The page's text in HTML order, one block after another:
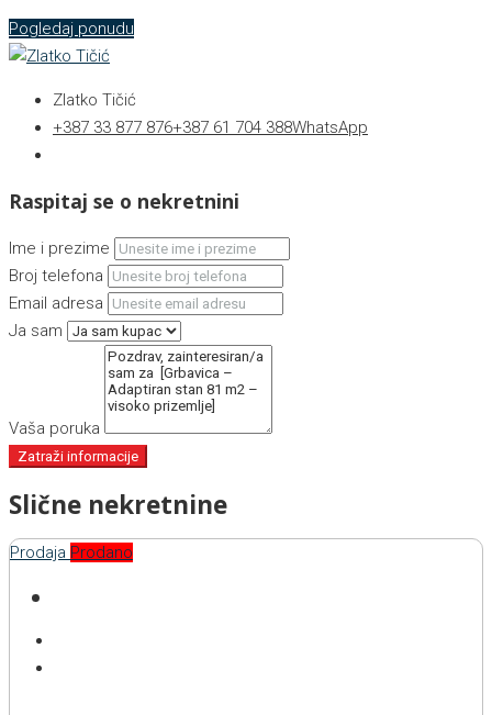
Pogledaj ponudu
Zlatko Tičić
+387 33 877 876+387 61 704 388WhatsApp
Raspitaj se o nekretnini
Ime i prezime
Broj telefona
Email adresa
Ja sam
Vaša poruka
Zatraži informacije
Slične nekretnine
Prodaja Prodano